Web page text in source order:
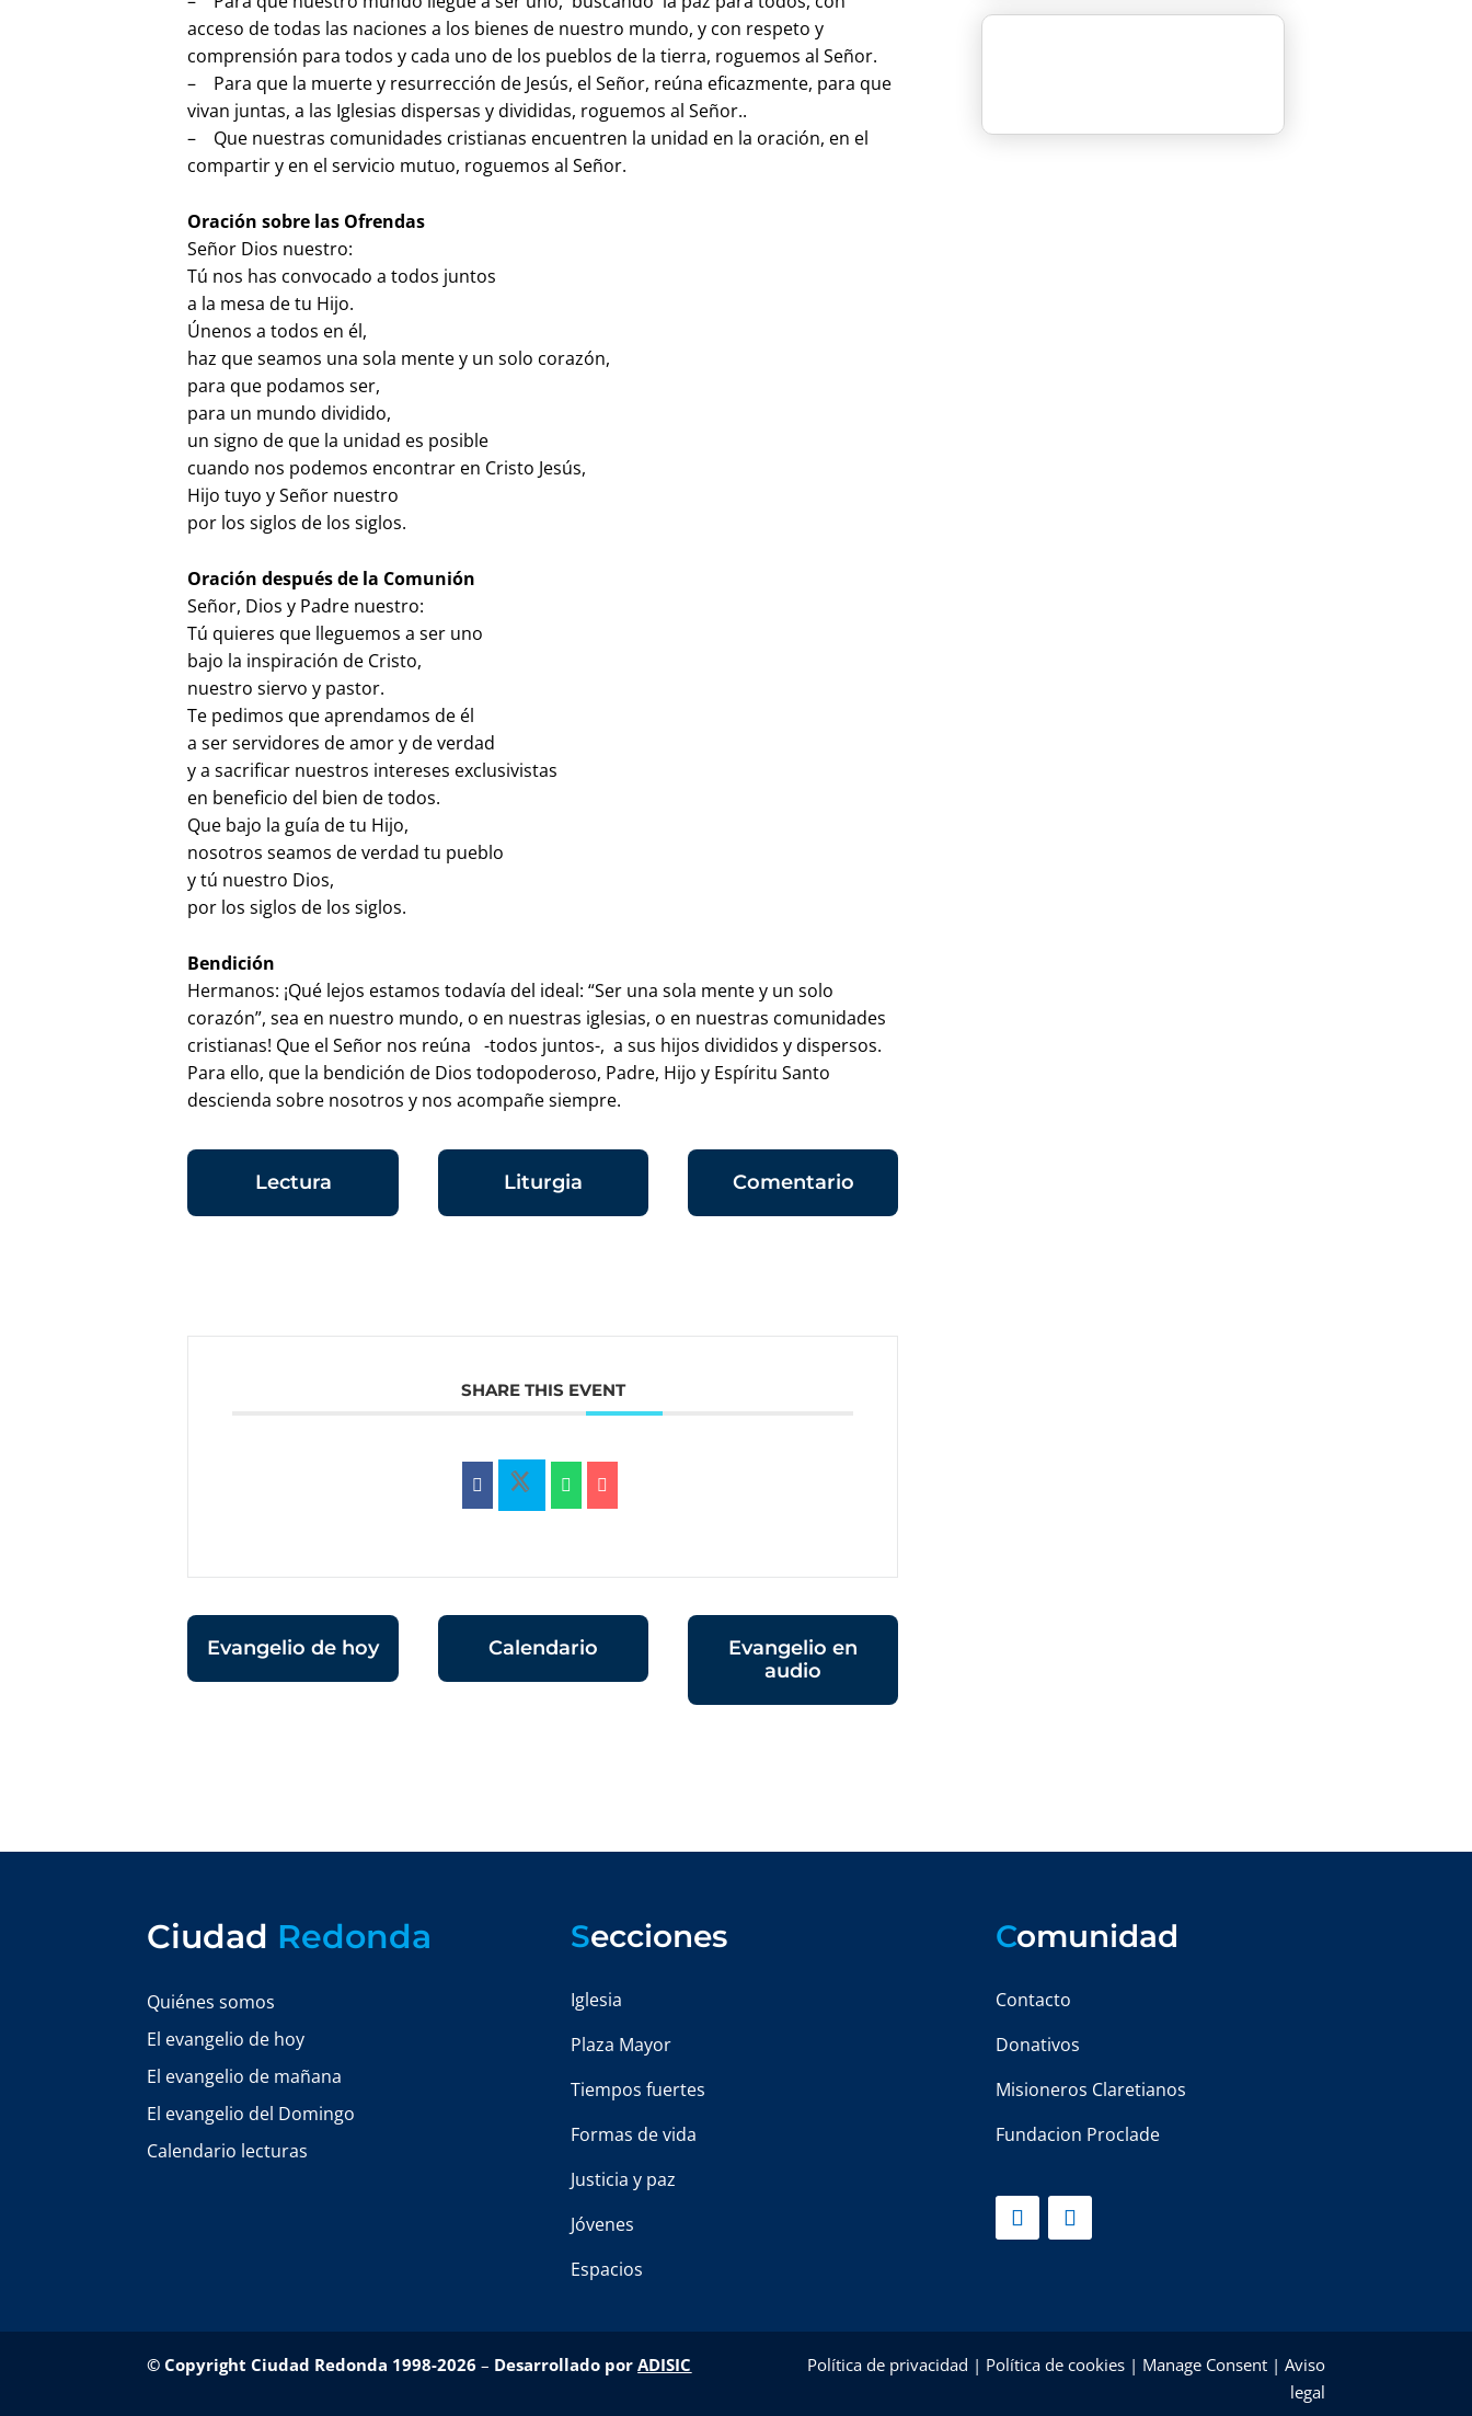
acceso de todas las naciones a los bienes de nuestro mundo, y con respeto y
comprensión para todos y cada uno de los pueblos de la tierra, roguemos al Señor.
– Para que la muerte y resurrección de Jesús, el Señor, reúna eficazmente, para que
vivan juntas, a las Iglesias dispersas y divididas, roguemos al Señor..
– Que nuestras comunidades cristianas encuentren la unidad en la oración, en el
compartir y en el servicio mutuo, roguemos al Señor.
Oración sobre las Ofrendas
Señor Dios nuestro:
Tú nos has convocado a todos juntos
a la mesa de tu Hijo.
Únenos a todos en él,
haz que seamos una sola mente y un solo corazón,
para que podamos ser,
para un mundo dividido,
un signo de que la unidad es posible
cuando nos podemos encontrar en Cristo Jesús,
Hijo tuyo y Señor nuestro
por los siglos de los siglos.
Oración después de la Comunión
Señor, Dios y Padre nuestro:
Tú quieres que lleguemos a ser uno
bajo la inspiración de Cristo,
nuestro siervo y pastor.
Te pedimos que aprendamos de él
a ser servidores de amor y de verdad
y a sacrificar nuestros intereses exclusivistas
en beneficio del bien de todos.
Que bajo la guía de tu Hijo,
nosotros seamos de verdad tu pueblo
y tú nuestro Dios,
por los siglos de los siglos.
Bendición
Hermanos: ¡Qué lejos estamos todavía del ideal: “Ser una sola mente y un solo
corazón”, sea en nuestro mundo, o en nuestras iglesias, o en nuestras comunidades
cristianas! Que el Señor nos reúna -todos juntos-, a sus hijos divididos y dispersos.
Para ello, que la bendición de Dios todopoderoso, Padre, Hijo y Espíritu Santo
descienda sobre nosotros y nos acompañe siempre.
Lectura Liturgia Comentario
SHARE THIS EVENT
Evangelio de hoy Calendario
Evangelio en
audio
Ciudad Redonda
Quiénes somos
El evangelio de hoy
El evangelio de mañana
El evangelio del Domingo
Calendario lecturas
Secciones
Iglesia
Plaza Mayor
Tiempos fuertes
Formas de vida
Justicia y paz
Jóvenes
Espacios
Comunidad
Contacto
Donativos
Misioneros Claretianos
Fundacion Proclade
© Copyright Ciudad Redonda 1998-2026 – Desarrollado porADISIC Política de privacidad | Política de cookies| Manage Consent| Aviso
legal